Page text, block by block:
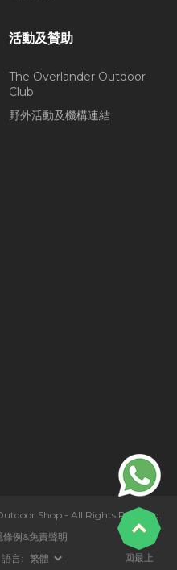
回最上
活動及贊助
The Overlander Outdoor
Club
野外活動及機構連結
Shop - All Rights Reserved.
條例&免責聲明
語言: 繁體